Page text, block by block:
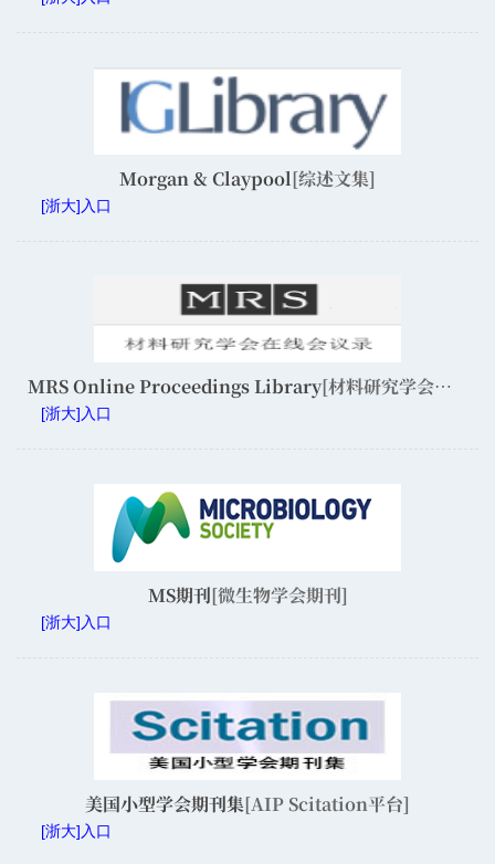
Morgan & Claypool[综述文集]
[浙大]入口
MRS Online Proceedings Library[材料研究学会在线会议录]
[浙大]入口
MS期刊[微生物学会期刊]
[浙大]入口
美国小型学会期刊集[AIP Scitation平台]
[浙大]入口